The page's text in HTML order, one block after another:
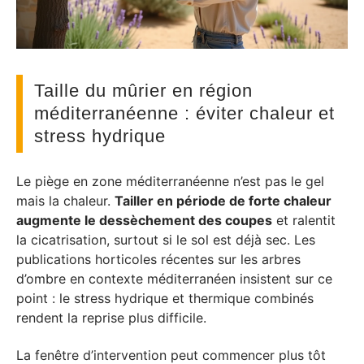
Taille du mûrier en région
méditerranéenne : éviter chaleur et
stress hydrique
Le piège en zone méditerranéenne n’est pas le gel
mais la chaleur. Tailler en période de forte chaleur
augmente le dessèchement des coupes et ralentit
la cicatrisation, surtout si le sol est déjà sec. Les
publications horticoles récentes sur les arbres
d’ombre en contexte méditerranéen insistent sur ce
point : le stress hydrique et thermique combinés
rendent la reprise plus difficile.
La fenêtre d’intervention peut commencer plus tôt